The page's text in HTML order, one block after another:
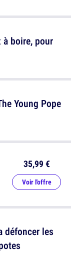
boire, pour
35,99 €
Voir l'offre
défoncer les
Young Pope